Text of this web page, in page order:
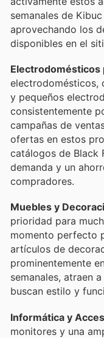
semanales de
aprovechando los
disponibles en el
Electrodomésticos
electrodomésticos,
y pequeños
consistentemente
campañas de
ofertas en estos
catálogos de Black
demanda y un
compradores.
Muebles y
prioridad para
momento perfecto
artículos de
prominentemente
semanales, atraen
buscan estilo y
Informática y
monitores y una